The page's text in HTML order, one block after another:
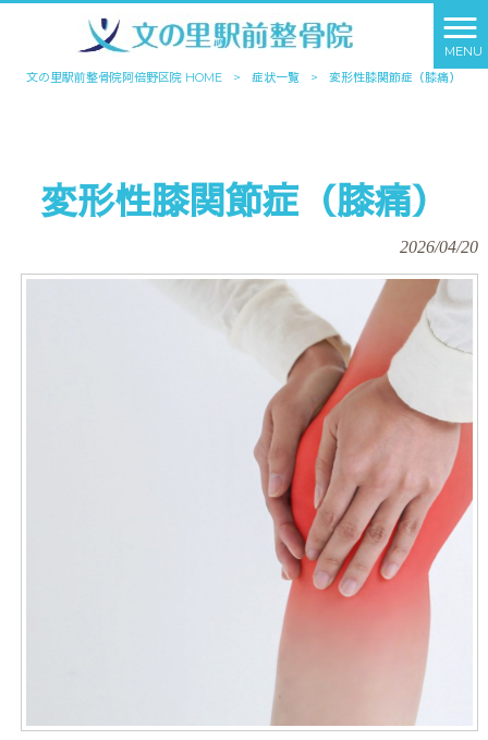
MENU
文の里駅前整骨院阿倍野区院 HOME
> 症状一覧 > 変形性膝関節症（膝痛）
変形性膝関節症（膝痛）
2026/04/20